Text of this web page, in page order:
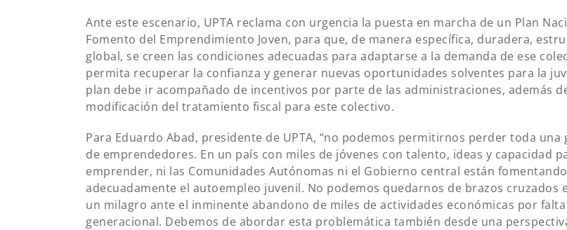
Ante este escenario, UPTA reclama con urgencia la puesta en marcha de un Plan
Fomento del Emprendimiento Joven, para que, de manera específica, duradera,
global, se creen las condiciones adecuadas para adaptarse a la demanda de ese
permita recuperar la confianza y generar nuevas oportunidades solventes para la
plan debe ir acompañado de incentivos por parte de las administraciones, además
modificación del tratamiento fiscal para este colectivo.
Para Eduardo Abad, presidente de UPTA, “no podemos permitirnos perder toda una
de emprendedores. En un país con miles de jóvenes con talento, ideas y capacidad
emprender, ni las Comunidades Autónomas ni el Gobierno central están fomentando
adecuadamente el autoempleo juvenil. No podemos quedarnos de brazos cruzados
un milagro ante el inminente abandono de miles de actividades económicas por
generacional. Debemos de abordar esta problemática también desde una